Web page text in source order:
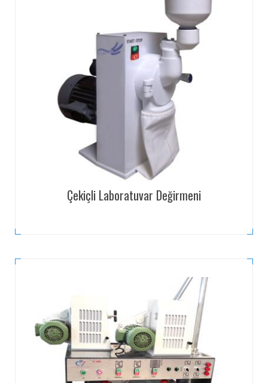
Çekiçli Laboratuvar Değirmeni